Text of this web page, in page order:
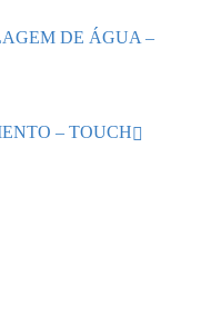
DE ÁGUA –
– TOUCH